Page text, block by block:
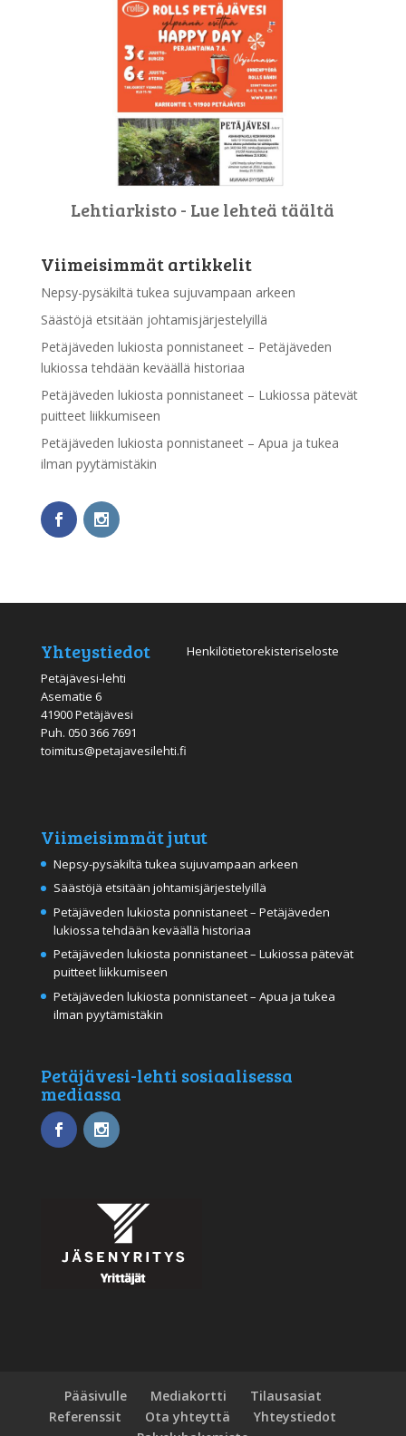
Lehtiarkisto - Lue lehteä täältä
Viimeisimmät artikkelit
Nepsy-pysäkiltä tukea sujuvampaan arkeen
Säästöjä etsitään johtamisjärjestelyillä
Petäjäveden lukiosta ponnistaneet – Petäjäveden
lukiossa tehdään keväällä historiaa
Petäjäveden lukiosta ponnistaneet – Lukiossa pätevät
puitteet liikkumiseen
Petäjäveden lukiosta ponnistaneet – Apua ja tukea
ilman pyytämistäkin
Yhteystiedot
Petäjävesi-lehti
Asematie 6
41900 Petäjävesi
Puh. 050 366 7691
toimitus@petajavesilehti.fi
Henkilötietorekisteriseloste
Viimeisimmät jutut
Nepsy-pysäkiltä tukea sujuvampaan arkeen
Säästöjä etsitään johtamisjärjestelyillä
Petäjäveden lukiosta ponnistaneet – Petäjäveden
lukiossa tehdään keväällä historiaa
Petäjäveden lukiosta ponnistaneet – Lukiossa pätevät
puitteet liikkumiseen
Petäjäveden lukiosta ponnistaneet – Apua ja tukea
ilman pyytämistäkin
Petäjävesi-lehti sosiaalisessa
mediassa
Pääsivulle Mediakortti
Tilausasiat
Referenssit
Ota yhteyttä
Yhteystiedot